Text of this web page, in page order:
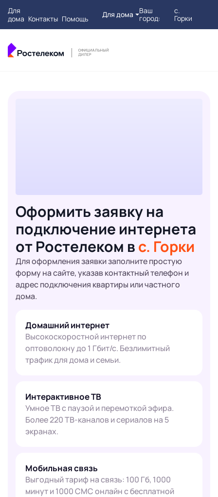
Для
дома Контакты Помощь Для дома
Ваш
город:
с.
Горки
Оформить заявку на
подключение интернета
от Ростелеком вс. Горки
Для оформления заявки заполните простую
форму на сайте, указав контактный телефон и
адрес подключения квартиры или частного
дома.
Домашний интернет
Высокоскоростной интернет по
оптоволокну до 1 Гбит/с. Безлимитный
трафик для дома и семьи.
Интерактивное ТВ
Умное ТВ с паузой и перемоткой эфира.
Более 220 ТВ-каналов и сериалов на 5
экранах.
Мобильная связь
Выгодный тариф на связь: 100 Гб, 1000
минут и 1000 СМС онлайн с бесплатной